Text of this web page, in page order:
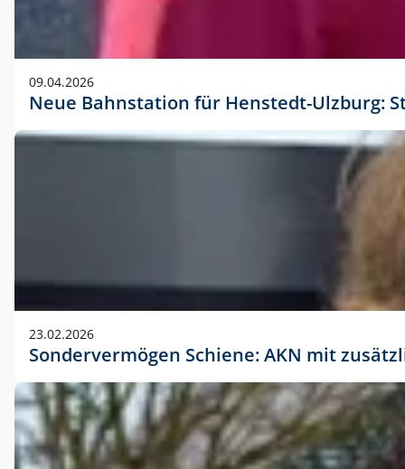
09.04.2026
Neue Bahnstation für Henstedt-Ulzburg:
23.02.2026
Sondervermögen Schiene: AKN mit